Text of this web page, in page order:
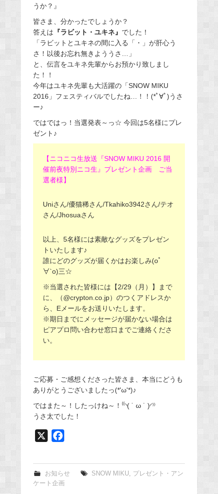
うか？』
皆さま、分かったでしょうか？
答えは 『ラビット・ユキネ』 でした！
「ラビットとユキネの間に入る「・」が肝心う
さ！以後お忘れ無きよううさ…」
と、伝言をユキネ先輩からお預かり致しまし
た！！
今年はユキネ先輩も大活躍の「SNOW MIKU
2016」フェスティバルでしたね…！！(*ﾟ∀ﾟ)うさ
ー♪
ではではっ！当選発表～っ☆ 今回は5名様にプレ
ゼント♪
【ニコニコ生放送『SNOW MIKU 2016 開
催前夜特別ニコ生』プレゼント企画 ご当
選者様】
Uniさん/優猫稀さん/Tkahiko3942さん/テオ
さん/Jhosuaさん
以上、5名様には素敵なグッズをプレゼン
トいたします♪
誰にどのグッズが届くかはお楽しみ(oﾟ
∀`o)三☆
※当選された皆様には【2/29（月）】まで
に、（@crypton.co.jp）のつくアドレスか
ら、Eメールをお送りいたします。
※期日までにメッセージが届かない場合は
ピアプロ問い合わせ窓口までご連絡くださ
い。
ご応募・ご感想くださった皆さま、本当にどうも
ありがとうございましたっ(*'ω'*)♪
ではまた～！したっけね～！⁽⁽◝( ˙ ω ˙ )◜⁾⁾
うさ太でした！
e
b
お知らせ SNOW MIKU, プレゼント・アン
ケート企画